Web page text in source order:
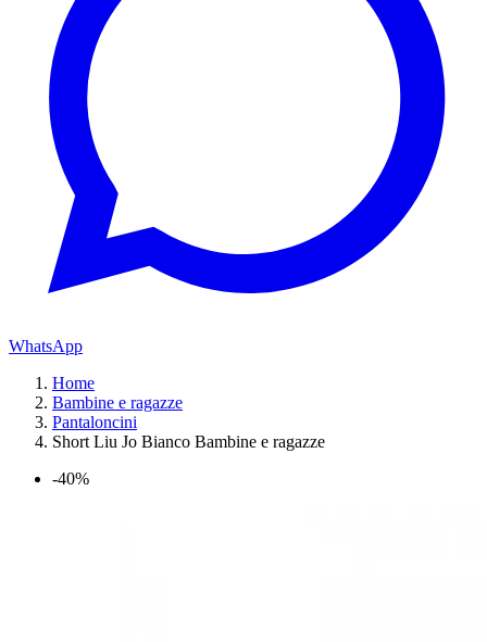
WhatsApp
Home
Bambine e ragazze
Pantaloncini
Short Liu Jo Bianco Bambine e ragazze
-40%